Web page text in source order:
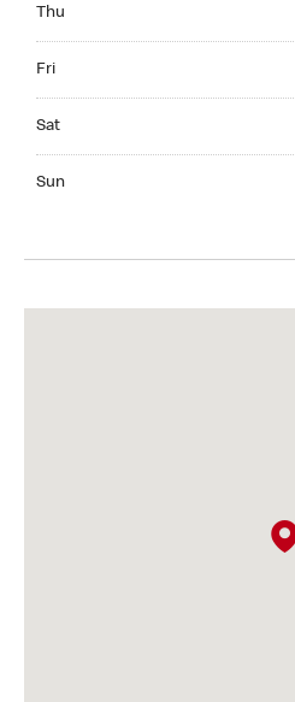
Thu
Fri
Sat
Sun